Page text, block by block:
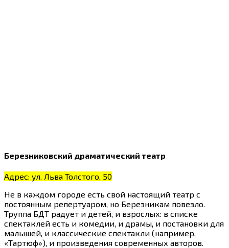
Березниковский драматический театр
Адрес: ул. Льва Толстого, 50
Не в каждом городе есть свой настоящий театр с
постоянным репертуаром, но Березникам повезло.
Труппа БДТ радует и детей, и взрослых: в списке
спектаклей есть и комедии, и драмы, и постановки для
малышей, и классические спектакли (например,
«Тартюф»), и произведения современных авторов.